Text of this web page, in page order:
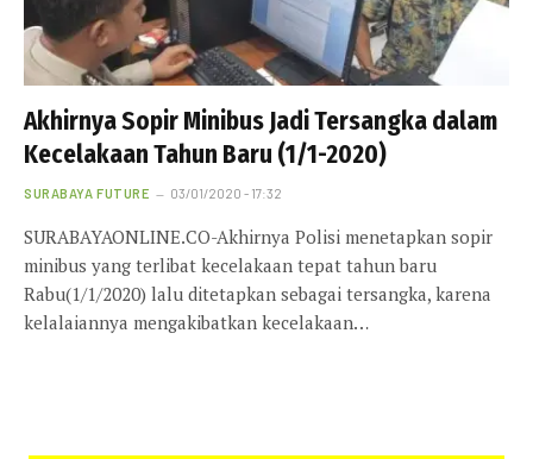
Akhirnya Sopir Minibus Jadi Tersangka dalam
Kecelakaan Tahun Baru (1/1-2020)
SURABAYA FUTURE 03/01/2020 - 17:32
SURABAYAONLINE.CO-Akhirnya Polisi menetapkan sopir
minibus yang terlibat kecelakaan tepat tahun baru
Rabu(1/1/2020) lalu ditetapkan sebagai tersangka, karena
kelalaiannya mengakibatkan kecelakaan…